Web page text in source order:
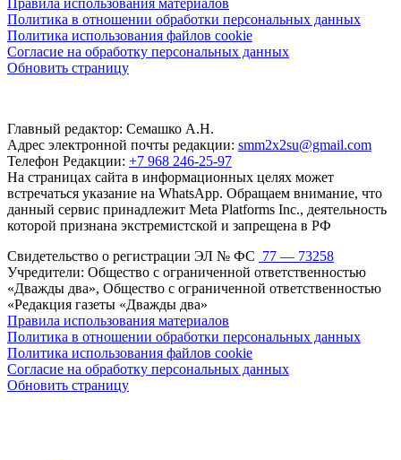
Правила использования материалов
Политика в отношении обработки персональных данных
Политика использования файлов cookie
Согласие на обработку персональных данных
Обновить страницу
Главный редактор: Семашко А.Н.
Адрес электронной почты редакции: smm2x2su@gmail.com
Телефон Редакции: +7 968 246-25-97
На страницах сайта в информационных целях может
встречаться указание на WhatsApp. Обращаем внимание, что
данный сервис принадлежит Meta Platforms Inc., деятельность
которой признана экстремистской и запрещена в РФ
Свидетельство о регистрации ЭЛ № ФС 77 — 73258
Учредители: Общество с ограниченной ответственностью
«Дважды два», Общество с ограниченной ответственностью
«Редакция газеты «Дважды два»
Правила использования материалов
Политика в отношении обработки персональных данных
Политика использования файлов cookie
Согласие на обработку персональных данных
Обновить страницу